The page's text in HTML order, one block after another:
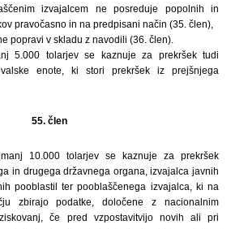
izvajalcem ne posreduje popolnih in
pravočasno in na predpisani način (35. člen),
popravi v skladu z navodili (36. člen).
5.000 tolarjev se kaznuje za prekršek tudi
enote, ki stori prekršek iz prejšnjega
55. člen
10.000 tolarjev se kaznuje za prekršek
in drugega državnega organa, izvajalca javnih
pooblastil ter pooblaščenega izvajalca, ki na
zbirajo podatke, določene z nacionalnim
če pred vzpostavitvijo novih ali pri